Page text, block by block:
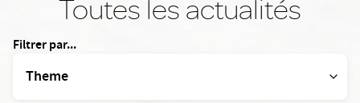
Toutes les actualités
Filtrer par...